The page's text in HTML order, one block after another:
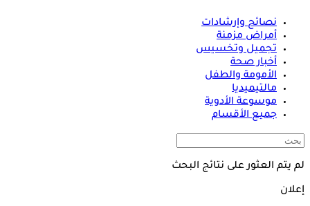
نصائح وإرشادات
أمراض مزمنة
تجميل وتخسيس
أخبار صحة
الأمومة والطفل
مالتيميديا
موسوعة الأدوية
جميع الأقسام
لم يتم العثور على نتائج البحث
إعلان